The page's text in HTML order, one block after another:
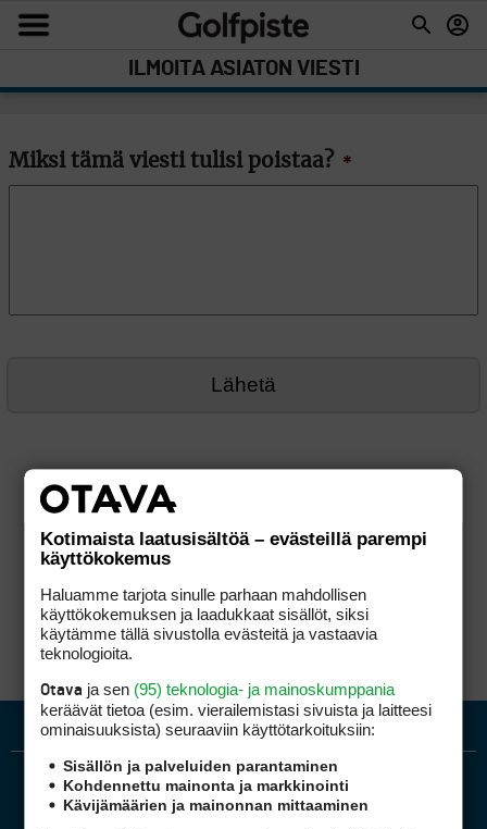
ILMOITA ASIATON VIESTI
Miksi tämä viesti tulisi poistaa? *
Kotimaista laatusisältöä – evästeillä parempi
käyttökokemus
Haluamme tarjota sinulle parhaan mahdollisen
käyttökokemuksen ja laadukkaat sisällöt, siksi
käytämme tällä sivustolla evästeitä ja vastaavia
teknologioita.
Otava ja sen (95) teknologia- ja mainoskumppania
keräävät tietoa (esim. vierailemis­tasi sivuista ja laitteesi
ominaisuuk­sista) seuraaviin käyttötarkoituksiin:
Sisällön ja palveluiden parantaminen
Kohdennettu mainonta ja markkinointi
Kävijämäärien ja mainonnan mittaaminen